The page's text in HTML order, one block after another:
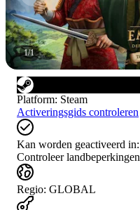
1/1
Platform: Steam
Activeringsgids controleren
Kan worden geactiveerd in:
Controleer landbeperkingen
Regio: GLOBAL